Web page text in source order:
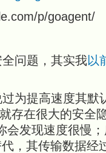
p/goagent/
问题，其实我以
过为提高速度其
存在很大的安全
会发现速度很慢
，其传输数据经